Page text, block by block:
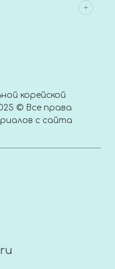
корейской
© Все права
с сайта